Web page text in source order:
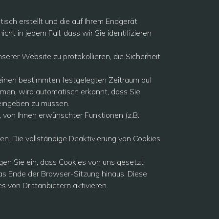
erstellt und die auf Ihrem Endgerät
in jedem Fall, dass wir Sie identifizieren
Website zu protokollieren, die Sicherheit
bestimmten festgelegten Zeitraum auf
wird automatisch erkannt, dass Sie
zu müssen.
Ihnen erwünschter Funktionen (z.B.
Die vollständige Deaktivierung von Cookies
Sie ein, dass Cookies von uns gesetzt
Ende der Browser-Sitzung hinaus. Diese
von Drittanbietern aktivieren.